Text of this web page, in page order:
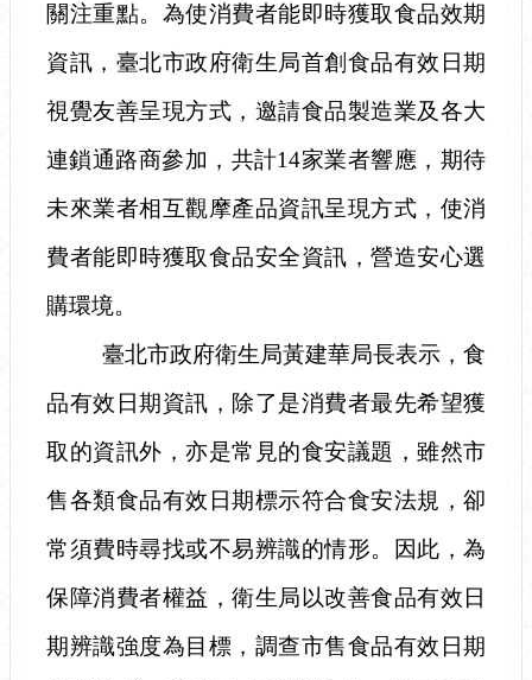
關注重點。為使消費者能即時獲取食品效期
資訊，臺北市政府衛生局首創食品有效日期
視覺友善呈現方式，邀請食品製造業及各大
連鎖通路商參加，共計14家業者響應，期待
未來業者相互觀摩產品資訊呈現方式，使消
費者能即時獲取食品安全資訊，營造安心選
購環境。
臺北市政府衛生局黃建華局長表示，食
品有效日期資訊，除了是消費者最先希望獲
取的資訊外，亦是常見的食安議題，雖然市
售各類食品有效日期標示符合食安法規，卻
常須費時尋找或不易辨識的情形。因此，為
保障消費者權益，衛生局以改善食品有效日
期辨識強度為目標，調查市售食品有效日期